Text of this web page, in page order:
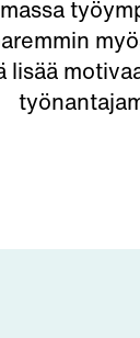
lisää